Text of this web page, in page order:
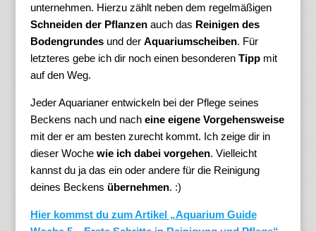
unternehmen. Hierzu zählt neben dem regelmäßigen
Schneiden der Pflanzenauch das Reinigen des
Bodengrundesund der Aquariumscheiben. Für
letzteres gebe ich dir noch einen besonderen Tippmit
auf den Weg.
Jeder Aquarianer entwickeln bei der Pflege seines
Beckens nach und nach eine eigene Vorgehensweise
mit der er am besten zurecht kommt. Ich zeige dir in
dieser Woche wie ich dabei vorgehen. Vielleicht
kannst du ja das ein oder andere für die Reinigung
deines Beckens übernehmen. :)
Hier kommst du zum Artikel „Aquarium Guide